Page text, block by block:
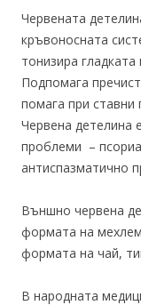
Червената
кръвоносната
тонизира
Подпомага
помага при
Червена детелина
проблеми –
антиспазматично
Външно червена
формата на
формата на чай,
В народната